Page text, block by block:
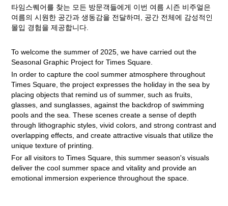
타임스퀘어를 찾는 모든 방문객들에게 이번 여름 시즌 비주얼은
여름의 시원한 공간과 생동감을 전달하며, 공간 전체에 감성적인
몰입 경험을 제공합니다.
To welcome the summer of 2025, we have carried out the
Seasonal Graphic Project for Times Square.
In order to capture the cool summer atmosphere throughout
Times Square, the project expresses the holiday in the sea by
placing objects that remind us of summer, such as fruits,
glasses, and sunglasses, against the backdrop of swimming
pools and the sea. These scenes create a sense of depth
through lithographic styles, vivid colors, and strong contrast and
overlapping effects, and create attractive visuals that utilize the
unique texture of printing.
For all visitors to Times Square, this summer season's visuals
deliver the cool summer space and vitality and provide an
emotional immersion experience throughout the space.